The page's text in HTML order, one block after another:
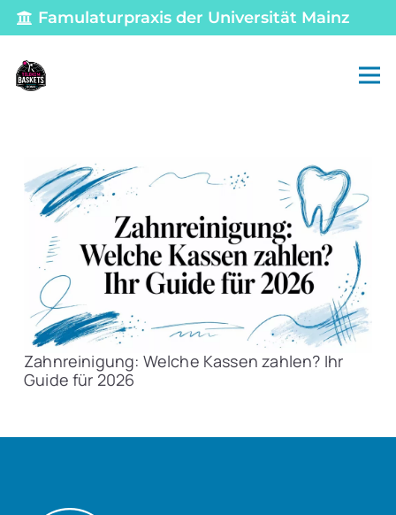
Famulaturpraxis der Universität Mainz
Zahnreinigung: Welche Kassen zahlen? Ihr
Guide für 2026